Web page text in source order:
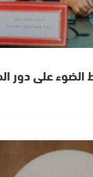
على دور